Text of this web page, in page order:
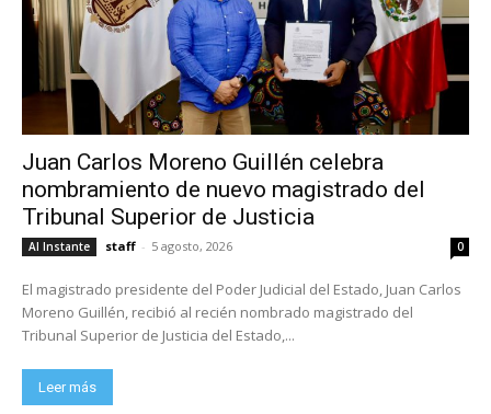
Juan Carlos Moreno Guillén celebra
nombramiento de nuevo magistrado del
Tribunal Superior de Justicia
Al Instante staff - 5 agosto, 2026 0
El magistrado presidente del Poder Judicial del Estado, Juan Carlos
Moreno Guillén, recibió al recién nombrado magistrado del
Tribunal Superior de Justicia del Estado,...
Leer más